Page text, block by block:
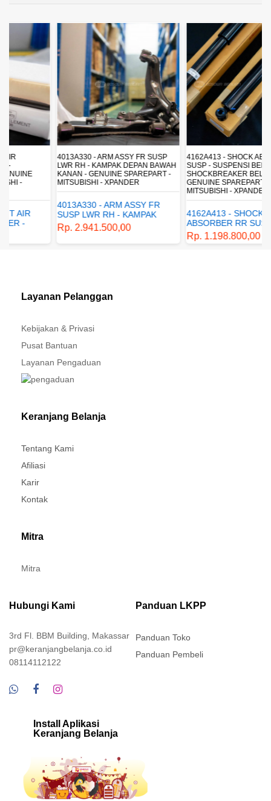
4013A330 - ARM ASSY FR SUSP
LWR RH - KAMPAK DEPAN BAWAH
KANAN - GENUINE SPAREPART -
MITSUBISHI - XPANDER
4013A330 - ARM ASSY FR
SUSP LWR RH - KAMPAK
DEPAN BAWAH KANAN -
GENUINE SPAREPART -
MITSUBISHI - XPANDER
Rp. 2.941.500,00
4162A413 - SHOCK ABSORBER RR
SUSP - SUSPENSI BELAKANG -
SHOCKBREAKER BELAKANG -
GENUINE SPAREPART -
MITSUBISHI - XPANDER
4162A413 - SHOCK
ABSORBER RR SUSP -
SUSPENSI BELAKANG -
SHOCKBREAKER BELAKANG
Rp. 1.198.800,00
Layanan Pelanggan
Kebijakan & Privasi
Pusat Bantuan
Layanan Pengaduan
Keranjang Belanja
Tentang Kami
Afiliasi
Karir
Kontak
Mitra
Mitra
Hubungi Kami
3rd Fl. BBM Building, Makassar
pr@keranjangbelanja.co.id
08114112122
Panduan LKPP
Panduan Toko
Panduan Pembeli
Install Aplikasi
Keranjang Belanja